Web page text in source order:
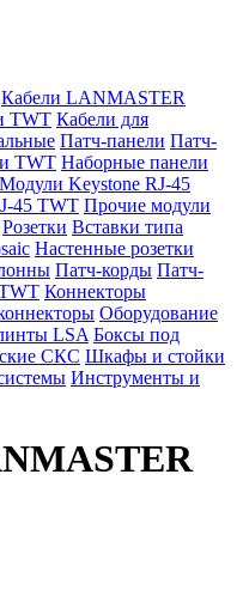
Кабели LANMASTER
TWT Кабели для
Патч-панели Патч-
TWT Наборные панели
Модули Keystone RJ-45
45 TWT Прочие модули
Розетки Вставки типа
Настенные розетки
Патч-корды Патч-
Коннекторы
Оборудование
LSA Боксы под
СКС Шкафы и стойки
Инструменты и